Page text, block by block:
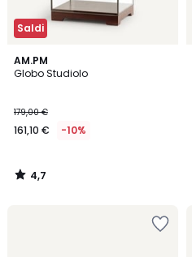
Saldi
AM.PM
Globo Studiolo
179,00 €
161,10 € -10%
4,7
/ 5
4,7
/